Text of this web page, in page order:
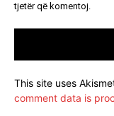
tjetër që komentoj.
This site uses
comment data is